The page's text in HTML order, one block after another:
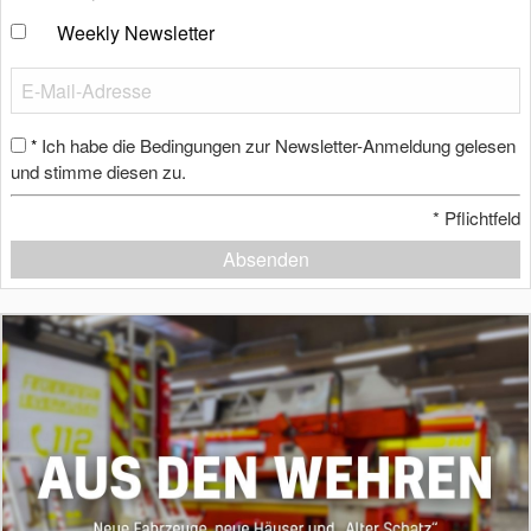
Weekly Newsletter
* Ich habe die Bedingungen zur Newsletter-Anmeldung gelesen
und stimme diesen zu.
* Pflichtfeld
Absenden